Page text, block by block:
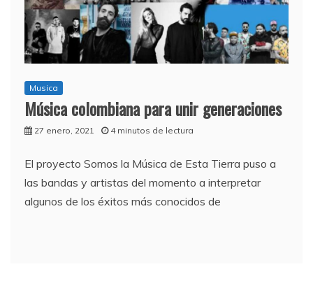
Musica
Música colombiana para unir generaciones
27 enero, 2021 4 minutos de lectura
El proyecto Somos la Música de Esta Tierra puso a
las bandas y artistas del momento a interpretar
algunos de los éxitos más conocidos de